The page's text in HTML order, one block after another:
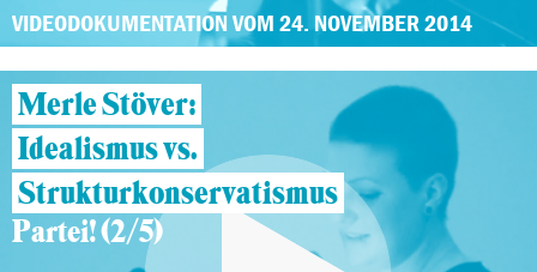
VIDEODOKUMENTATION VOM 24. NOVEMBER 2014
Merle Stöver:
Idealismus vs.
Strukturkonservatismus
Partei! (2/5)